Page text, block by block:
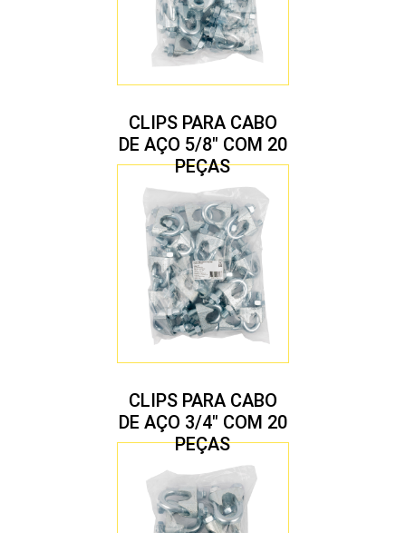
CLIPS PARA CABO
DE AÇO 5/8″ COM 20
PEÇAS
CLIPS PARA CABO
DE AÇO 3/4″ COM 20
PEÇAS